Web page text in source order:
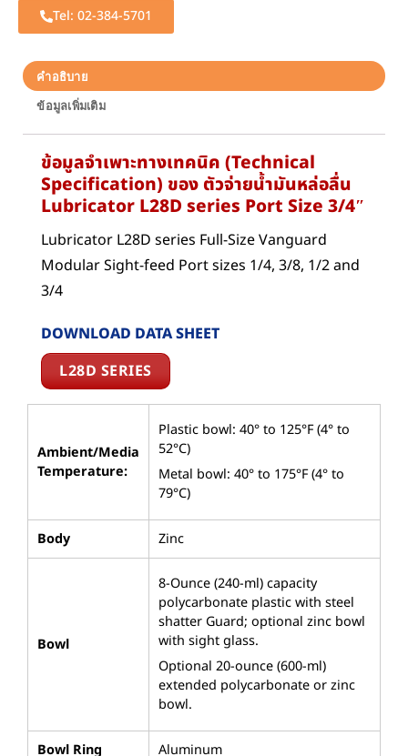
Tel: 02-384-5701
คำอธิบาย
ข้อมูลเพิ่มเติม
ข้อมูลจำเพาะทางเทคนิค (Technical
Specification) ของ ตัวจ่ายน้ำมันหล่อลื่น
Lubricator L28D series Port Size 3/4″
Lubricator L28D series Full-Size Vanguard
Modular Sight-feed Port sizes 1/4, 3/8, 1/2 and
3/4
DOWNLOAD DATA SHEET
L28D SERIES
Ambient/Media
Temperature:
Plastic bowl: 40° to 125°F (4° to
52°C)
Metal bowl: 40° to 175°F (4° to
79°C)
Body Zinc
Bowl
8-Ounce (240-ml) capacity
polycarbonate plastic with steel
shatter Guard; optional zinc bowl
with sight glass.
Optional 20-ounce (600-ml)
extended polycarbonate or zinc
bowl.
Bowl Ring Aluminum